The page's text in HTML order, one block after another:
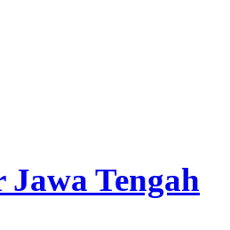
Jawa Tengah